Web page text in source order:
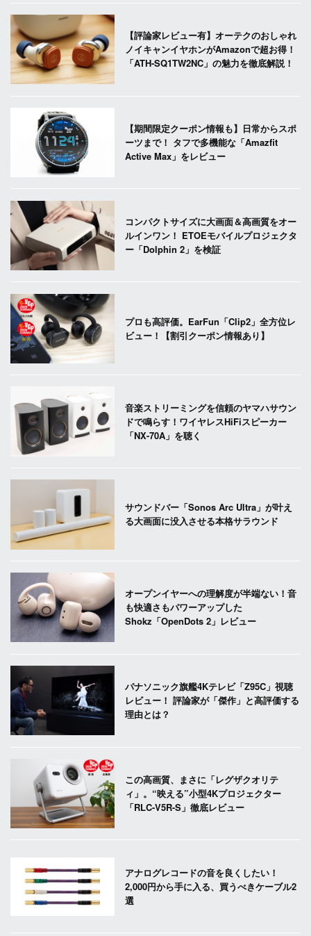
【評論家レビュー有】オーテクのおしゃれ
ノイキャンイヤホンがAmazonで超お得！
「ATH-SQ1TW2NC」の魅力を徹底解説！
【期間限定クーポン情報も】日常からスポ
ーツまで！ タフで多機能な「Amazfit
Active Max」をレビュー
コンパクトサイズに大画面＆高画質をオー
ルインワン！ ETOEモバイルプロジェクタ
ー「Dolphin 2」を検証
プロも高評価。EarFun「Clip2」全方位レ
ビュー！【割引クーポン情報あり】
音楽ストリーミングを信頼のヤマハサウン
ドで鳴らす！ワイヤレスHiFiスピーカー
「NX-70A」を聴く
サウンドバー「Sonos Arc Ultra」が叶え
る大画面に没入させる本格サラウンド
オープンイヤーへの理解度が半端ない！音
も快適さもパワーアップした
Shokz「OpenDots 2」レビュー
パナソニック旗艦4Kテレビ「Z95C」視聴
レビュー！ 評論家が「傑作」と高評価する
理由とは？
この高画質、まさに「レグザクオリテ
ィ」。“映える”小型4Kプロジェクター
「RLC-V5R-S」徹底レビュー
アナログレコードの音を良くしたい！
2,000円から手に入る、買うべきケーブル2
選